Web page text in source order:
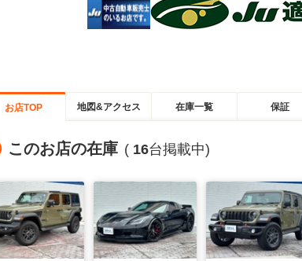
お店TOP 地図&アクセス 在庫一覧 保証
このお店の在庫 ( 16台掲載中)